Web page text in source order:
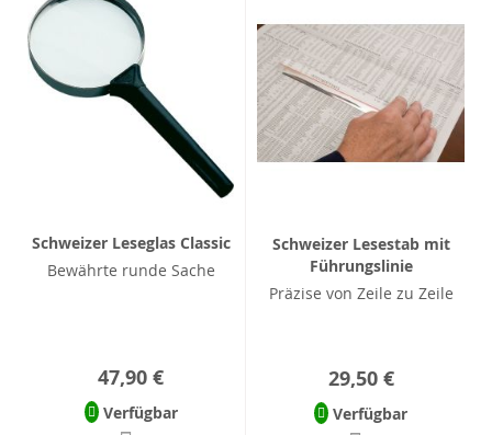
Schweizer Leseglas Classic
Bewährte runde Sache
47,90 €
Verfügbar
Schweizer Lesestab mit
Führungslinie
Präzise von Zeile zu Zeile
29,50 €
Verfügbar